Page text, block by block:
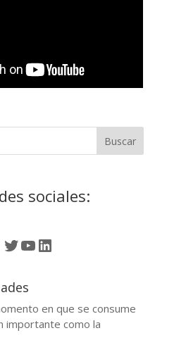
sociales:
Twitter
YouTube
LinkedIn
en que se consume
importante como la